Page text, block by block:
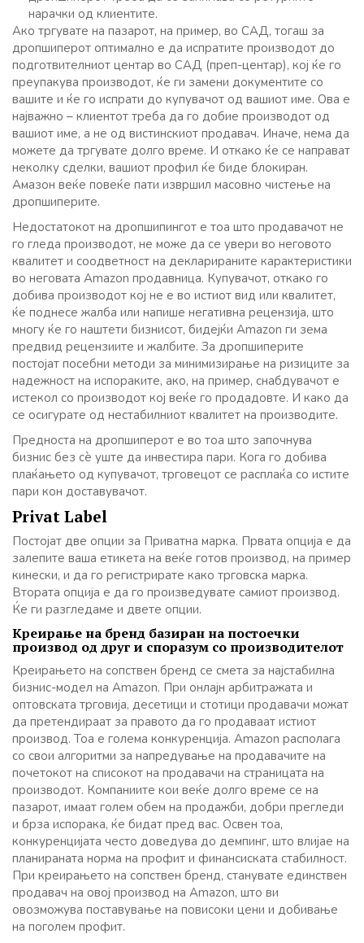
нарачки од клиентите.
Ако тргувате на пазарот, на пример, во САД, тогаш за
дропшиперот оптимално е да испратите производот до
подготвителниот центар во САД (преп-центар), кој ќе го
преупакува производот, ќе ги замени документите со
вашите и ќе го испрати до купувачот од вашиот име. Ова е
најважно – клиентот треба да го добие производот од
вашиот име, а не од вистинскиот продавач. Иначе, нема да
можете да тргувате долго време. И откако ќе се направат
неколку сделки, вашиот профил ќе биде блокиран.
Амазон веќе повеќе пати извршил масовно чистење на
дропшиперите.
Недостатокот на дропшипингот е тоа што продавачот не
го гледа производот, не може да се увери во неговото
квалитет и соодветност на декларираните карактеристики
во неговата Amazon продавница. Купувачот, откако го
добива производот кој не е во истиот вид или квалитет,
ќе поднесе жалба или напише негативна рецензија, што
многу ќе го наштети бизнисот, бидејќи Amazon ги зема
предвид рецензиите и жалбите. За дропшиперите
постојат посебни методи за минимизирање на ризиците за
надежност на испораките, ако, на пример, снабдувачот е
истекол со производот кој веќе го продадовте. И како да
се осигурате од нестабилниот квалитет на производите.
Предноста на дропшиперот е во тоа што започнува
бизнис без сè уште да инвестира пари. Кога го добива
плаќањето од купувачот, трговецот се расплаќа со истите
пари кон доставувачот.
Privat Label
Постојат две опции за Приватна марка. Првата опција е да
залепите ваша етикета на веќе готов производ, на пример
кинески, и да го регистрирате како трговска марка.
Втората опција е да го произведувате самиот производ.
Ќе ги разгледаме и двете опции.
Креирање на бренд базиран на постоечки
производ од друг и споразум со производителот
Креирањето на сопствен бренд се смета за најстабилна
бизнис-модел на Amazon. При онлајн арбитражата и
оптовската трговија, десетици и стотици продавачи можат
да претендираат за правото да го продаваат истиот
производ. Тоа е голема конкуренција. Amazon располага
со свои алгоритми за напредување на продавачите на
почетокот на списокот на продавачи на страницата на
производот. Компаниите кои веќе долго време се на
пазарот, имаат голем обем на продажби, добри прегледи
и брза испорака, ќе бидат пред вас. Освен тоа,
конкуренцијата често доведува до демпинг, што влијае на
планираната норма на профит и финансиската стабилност.
При креирањето на сопствен бренд, станувате единствен
продавач на овој производ на Amazon, што ви
овозможува поставување на повисоки цени и добивање
на поголем профит.